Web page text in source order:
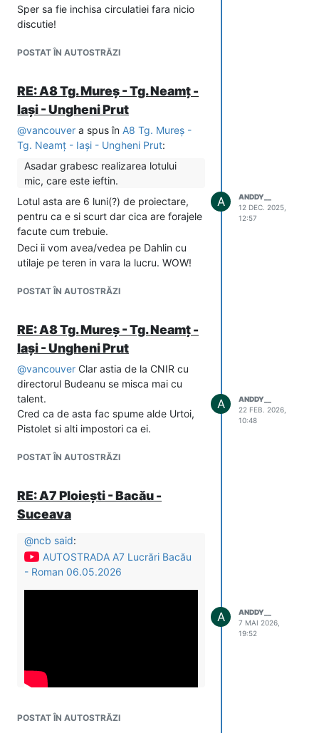
Sper sa fie inchisa circulatiei fara nicio
discutie!
POSTAT ÎN AUTOSTRĂZI
RE: A8 Tg. Mureș - Tg. Neamț -
Iași - Ungheni Prut
@vancouver a spus în A8 Tg. Mureș -
Tg. Neamț - Iași - Ungheni Prut:
Asadar grabesc realizarea lotului
mic, care este ieftin.
Lotul asta are 6 luni(?) de proiectare,
pentru ca e si scurt dar cica are forajele
facute cum trebuie.
Deci ii vom avea/vedea pe Dahlin cu
utilaje pe teren in vara la lucru. WOW!
POSTAT ÎN AUTOSTRĂZI
A
ANDDY__
12 DEC. 2025,
12:57
RE: A8 Tg. Mureș - Tg. Neamț -
Iași - Ungheni Prut
@vancouver Clar astia de la CNIR cu
directorul Budeanu se misca mai cu
talent.
Cred ca de asta fac spume alde Urtoi,
Pistolet si alti impostori ca ei.
POSTAT ÎN AUTOSTRĂZI
A
ANDDY__
22 FEB. 2026,
10:48
RE: A7 Ploiești - Bacău -
Suceava
@ncb said:
AUTOSTRADA A7 Lucrări Bacău
- Roman 06.05.2026
As putea deveni optimist cu
POSTAT ÎN AUTOSTRĂZI
A
ANDDY__
7 MAI 2026,
19:52